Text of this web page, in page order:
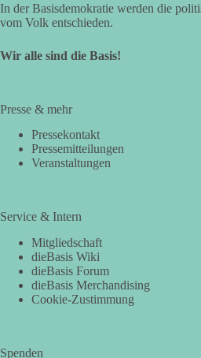
In der Basisdemokratie werden die
vom Volk entschieden.
Wir alle sind die Basis!
Presse & mehr
Pressekontakt
Pressemitteilungen
Veranstaltungen
Service & Intern
Mitgliedschaft
dieBasis Wiki
dieBasis Forum
dieBasis Merchandising
Cookie-Zustimmung
Spenden